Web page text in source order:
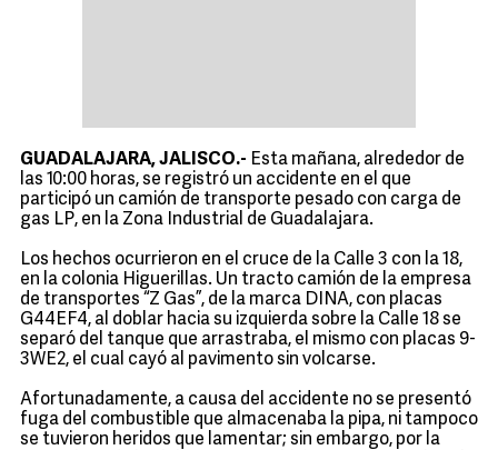
GUADALAJARA, JALISCO.- Esta mañana, alrededor de
las 10:00 horas, se registró un accidente en el que
participó un camión de transporte pesado con carga de
gas LP, en la Zona Industrial de Guadalajara.
Los hechos ocurrieron en el cruce de la Calle 3 con la 18,
en la colonia Higuerillas. Un tracto camión de la empresa
de transportes “Z Gas”, de la marca DINA, con placas
G44EF4, al doblar hacia su izquierda sobre la Calle 18 se
separó del tanque que arrastraba, el mismo con placas 9-
3WE2, el cual cayó al pavimento sin volcarse.
Afortunadamente, a causa del accidente no se presentó
fuga del combustible que almacenaba la pipa, ni tampoco
se tuvieron heridos que lamentar; sin embargo, por la